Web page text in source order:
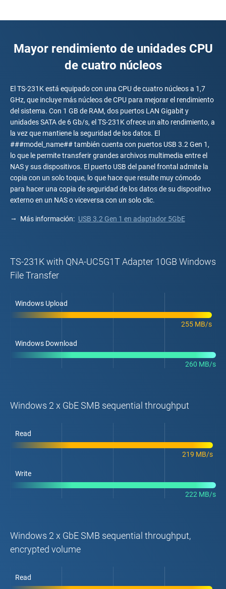
Mayor rendimiento de unidades CPU
de cuatro núcleos
El TS-231K está equipado con una CPU de cuatro núcleos a 1,7
GHz, que incluye más núcleos de CPU para mejorar el rendimiento
del sistema. Con 1 GB de RAM, dos puertos LAN Gigabit y
unidades SATA de 6 Gb/s, el TS-231K ofrece un alto rendimiento, a
la vez que mantiene la seguridad de los datos. El
###model_name## también cuenta con puertos USB 3.2 Gen 1,
lo que le permite transferir grandes archivos multimedia entre el
NAS y sus dispositivos. El puerto USB del panel frontal admite la
copia con un solo toque, lo que hace que resulte muy cómodo
para hacer una copia de seguridad de los datos de su dispositivo
externo en un NAS o viceversa con un solo clic.
Más información: USB 3.2 Gen 1 en adaptador 5GbE
TS-231K with QNA-UC5G1T Adapter 10GB Windows
File Transfer
Windows Upload
255 MB/s
Windows Download
260 MB/s
Windows 2 x GbE SMB sequential throughput
Read
219 MB/s
Write
222 MB/s
Windows 2 x GbE SMB sequential throughput,
encrypted volume
Read